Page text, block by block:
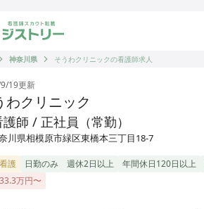
リー 看護師の転職マッチング
神奈川県 そうわクリニックの看護師求人
19更新
わクリニック
師 / 正社員（常勤）
川県相模原市緑区東橋本三丁目18-7
護 日勤のみ 週休2日以上 年間休日120日以上
万円〜